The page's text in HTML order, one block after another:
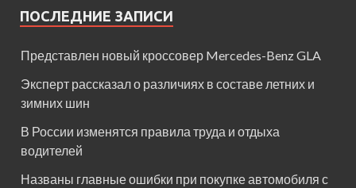
ПОСЛЕДНИЕ ЗАПИСИ
Представлен новый кроссовер Mercedes-Benz GLA
Эксперт рассказал о различиях в составе летних и
зимних шин
В России изменятся правила труда и отдыха
водителей
Названы главные ошибки при покупке автомобиля с